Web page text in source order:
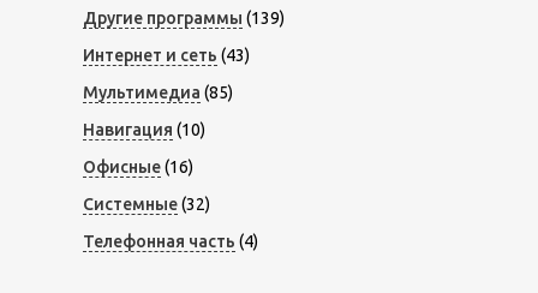
Другие программы (139)
Интернет и сеть (43)
Мультимедиа (85)
Навигация (10)
Офисные(16)
Системные(32)
Телефонная часть (4)